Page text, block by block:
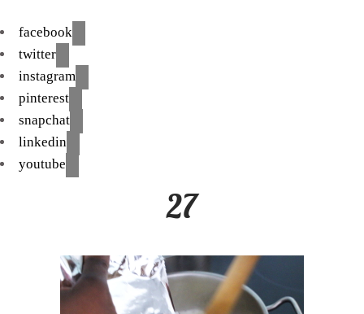
facebook
twitter
instagram
pinterest
snapchat
linkedin
youtube
27